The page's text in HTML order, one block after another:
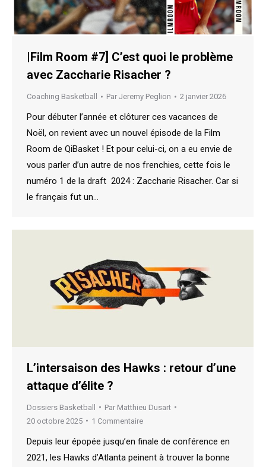
|Film Room #7] C’est quoi le problème
avec Zaccharie Risacher ?
Coaching Basketball Par Jeremy Peglion 2 janvier 2026
Pour débuter l’année et clôturer ces vacances de
Noël, on revient avec un nouvel épisode de la Film
Room de QiBasket ! Et pour celui-ci, on a eu envie de
vous parler d’un autre de nos frenchies, cette fois le
numéro 1 de la draft 2024 : Zaccharie Risacher. Car si
le français fut un…
L’intersaison des Hawks : retour d’une
attaque d’élite ?
Dossiers Basketball Par Matthieu Dusart
20 octobre 2025
1 Commentaire
Depuis leur épopée jusqu’en finale de conférence en
2021, les Hawks d’Atlanta peinent à trouver la bonne